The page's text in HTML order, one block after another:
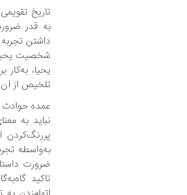
تاریخ
به قدر
داشتن
شخصیت
یحیا،
تلخیص از
عمده حوادث
نباید به
پررنگ‌کردن
به‌واسطه‌
ضرورت
تاکید